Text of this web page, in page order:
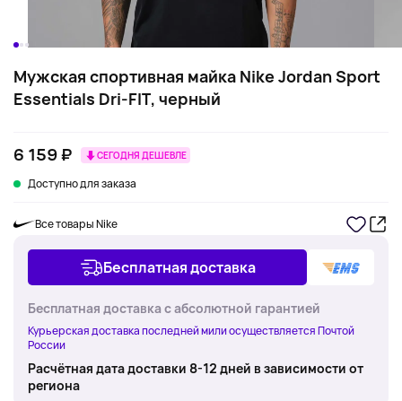
Мужская спортивная майка Nike Jordan Sport
Essentials Dri-FIT, черный
6 159 ₽ СЕГОДНЯ ДЕШЕВЛЕ
Доступно для заказа
Все товары Nike
Бесплатная доставка
Бесплатная доставка с абсолютной гарантией
Курьерская доставка последней мили осуществляется Почтой
России
Расчётная дата доставки 8-12 дней в зависимости от
региона